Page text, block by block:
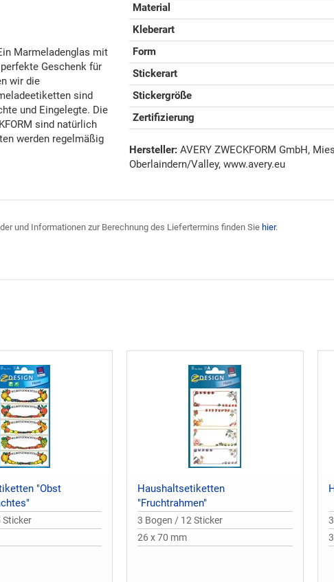
Marmeladenglas mit
Geschenk für
wir die
sind
und Eingelegte. Die
sind natürlich
werden regelmäßig
Material
Kleberart
Form
Stickerart
Stickergröße
Zertifizierung
Hersteller: AVERY ZWECKFORM GmbH,
Oberlaindern/Valley, www.avery.eu
und Informationen zur Berechnung des Liefertermins finden Sie hier.
"Obst
Sticker
Haushaltsetiketten
"Fruchtrahmen"
3 Bogen / 12 Sticker
26 x 70 mm